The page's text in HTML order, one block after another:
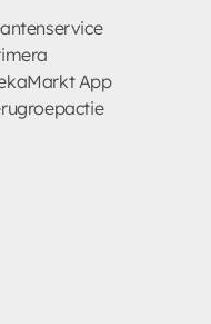
App